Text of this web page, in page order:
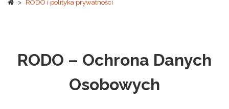
> RODO i polityka prywatności
RODO – Ochrona Danych
Osobowych